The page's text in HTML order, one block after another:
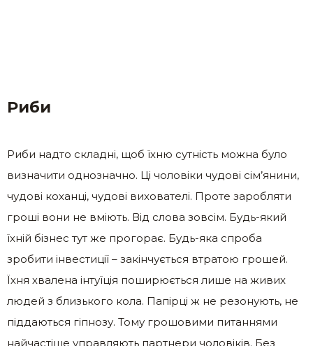
Риби
Риби надто складні, щоб їхню сутність можна було
визначити однозначно. Ці чоловіки чудові сім’янини,
чудові коханці, чудові вихователі. Проте заробляти
гроші вони не вміють. Від слова зовсім. Будь-який
їхній бізнес тут же прогорає. Будь-яка спроба
зробити інвестиції – закінчується втратою грошей.
Їхня хвалена інтуїція поширюється лише на живих
людей з близького кола. Папірці ж не резонують, не
піддаються гіпнозу. Тому грошовими питаннями
найчастіше управляють партнери чоловіків. Без